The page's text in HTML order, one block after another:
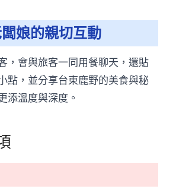
娘的親切互動
，會與旅客一同用餐聊天，還貼
點，並分享台東鹿野的美食與秘
添溫度與深度。